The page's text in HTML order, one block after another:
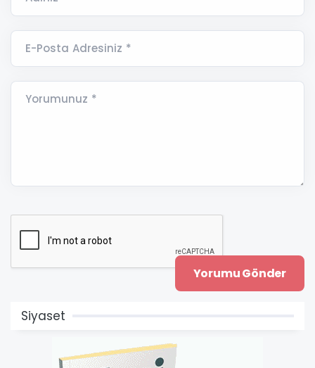
E-Posta Adresiniz *
Yorumunuz *
Siyaset